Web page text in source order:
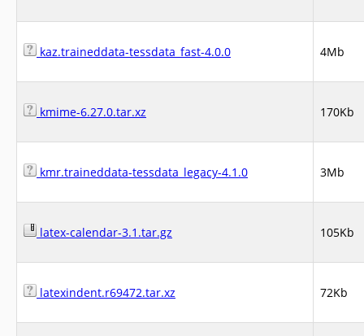
kaz.traineddata-tessdata_fast-4.0.0 4Mb
kmime-6.27.0.tar.xz 170Kb
kmr.traineddata-tessdata_legacy-4.1.0 3Mb
latex-calendar-3.1.tar.gz 105Kb
latexindent.r69472.tar.xz 72Kb